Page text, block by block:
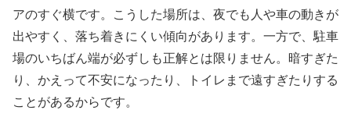
アのすぐ横です。こうした場所は、夜でも人や車の動きが
出やすく、落ち着きにくい傾向があります。一方で、駐車
場のいちばん端が必ずしも正解とは限りません。暗すぎた
り、かえって不安になったり、トイレまで遠すぎたりする
ことがあるからです。